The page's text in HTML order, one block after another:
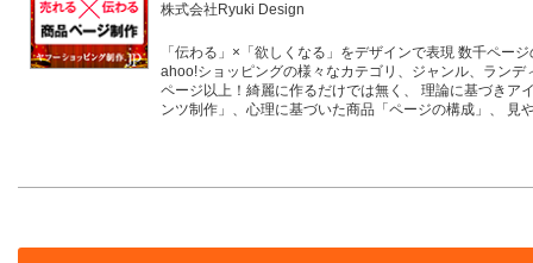
株式会社Ryuki Design
「伝わる」×「欲しくなる」をデザインで表現 数千ペー
ahoo!ショッピングの様々なカテゴリ、ジャンル、ラン
ページ以上！綺麗に作るだけでは無く、 理論に基づきア
ンツ制作」、心理に基づいた商品「ページの構成」、 見